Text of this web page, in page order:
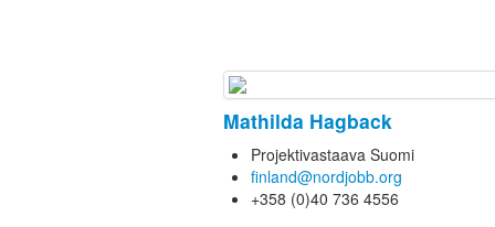
Mathilda Hagback
Projektivastaava Suomi
finland@nordjobb.org
+358 (0)40 736 4556